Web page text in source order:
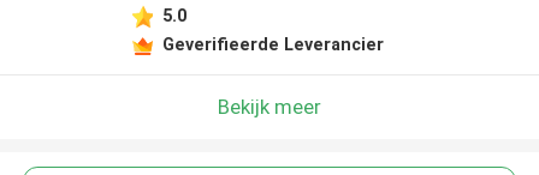
5.0
Geverifieerde Leverancier
Bekijk meer